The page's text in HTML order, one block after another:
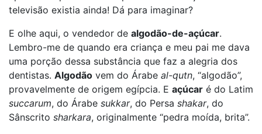
televisão existia ainda! Dá para imaginar?
E olhe aqui, o vendedor de algodão-de-açúcar.
Lembro-me de quando era criança e meu pai me dava
uma porção dessa substância que faz a alegria dos
dentistas. Algodão vem do Árabe al-qutn, “algodão”,
provavelmente de origem egípcia. E açúcar é do Latim
succarum, do Árabe sukkar, do Persa shakar, do
Sânscrito sharkara, originalmente “pedra moída, brita”.